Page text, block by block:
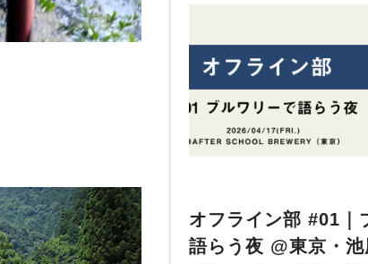
オフライン部 #01｜
語らう夜 @東京・